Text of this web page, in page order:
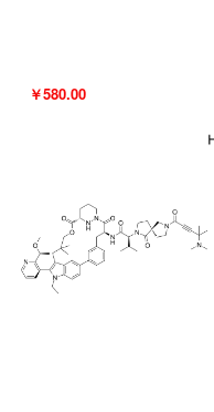
￥580.00